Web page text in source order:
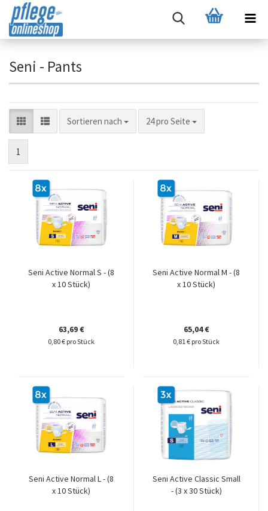
Seni - Pants
Sortieren nach
Sortieren nach 24 pro Seite
pro Seite
1
Seni Active Normal S - (8
x 10 Stück)
63,69 €
0,80 € pro Stück
Seni Active Normal M - (8
x 10 Stück)
65,04 €
0,81 € pro Stück
Seni Active Normal L - (8
x 10 Stück)
Seni Active Classic Small
- (3 x 30 Stück)